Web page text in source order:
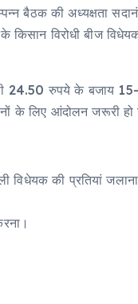
बैठक की अध्यक्षता
किसान विरोधी बीज
24.50 रुपये के बजाय
के लिए आंदोलन जरूरी हो
विधेयक की प्रतियां